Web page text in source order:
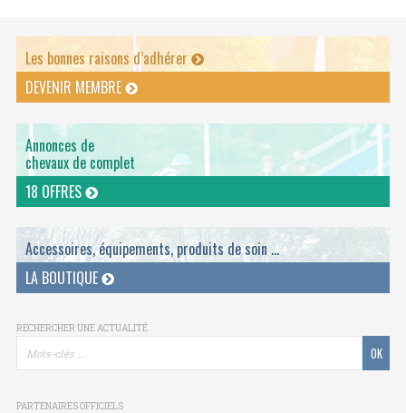
Les bonnes raisons d’adhérer
DEVENIR MEMBRE
Annonces de
chevaux de complet
18 OFFRES
Accessoires, équipements, produits de soin ...
LA BOUTIQUE
RECHERCHER UNE ACTUALITÉ
PARTENAIRES OFFICIELS